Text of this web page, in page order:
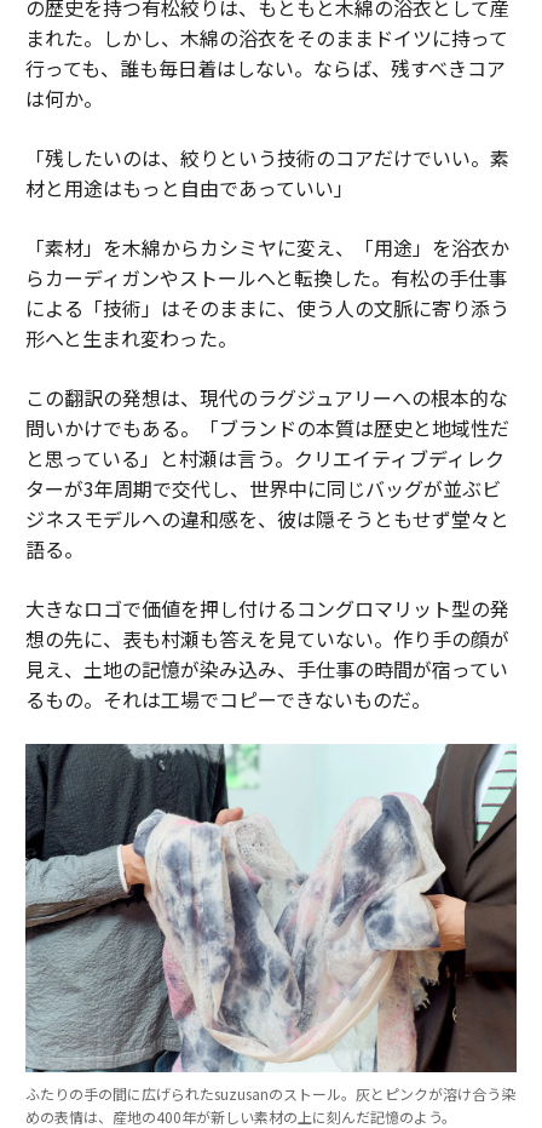
の歴史を持つ有松絞りは、もともと木綿の浴衣として産
まれた。しかし、木綿の浴衣をそのままドイツに持って
行っても、誰も毎日着はしない。ならば、残すべきコア
は何か。
「残したいのは、絞りという技術のコアだけでいい。素
材と用途はもっと自由であっていい」
「素材」を木綿からカシミヤに変え、「用途」を浴衣か
らカーディガンやストールへと転換した。有松の手仕事
による「技術」はそのままに、使う人の文脈に寄り添う
形へと生まれ変わった。
この翻訳の発想は、現代のラグジュアリーへの根本的な
問いかけでもある。「ブランドの本質は歴史と地域性だ
と思っている」と村瀬は言う。クリエイティブディレク
ターが3年周期で交代し、世界中に同じバッグが並ぶビ
ジネスモデルへの違和感を、彼は隠そうともせず堂々と
語る。
大きなロゴで価値を押し付けるコングロマリット型の発
想の先に、表も村瀬も答えを見ていない。作り手の顔が
見え、土地の記憶が染み込み、手仕事の時間が宿ってい
るもの。それは工場でコピーできないものだ。
ふたりの手の間に広げられたsuzusanのストール。灰とピンクが溶け合う染
めの表情は、産地の400年が新しい素材の上に刻んだ記憶のよう。